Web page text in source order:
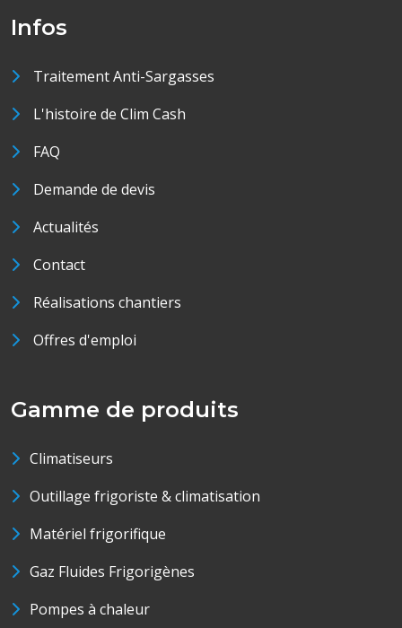
Infos
Traitement Anti-Sargasses
L'histoire de Clim Cash
FAQ
Demande de devis
Actualités
Contact
Réalisations chantiers
Offres d'emploi
Gamme de produits
Climatiseurs
Outillage frigoriste & climatisation
Matériel frigorifique
Gaz Fluides Frigorigènes
Pompes à chaleur